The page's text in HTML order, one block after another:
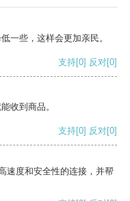
一些，这样会更加亲民。
支持[0] 反对[0]
收到商品。
支持[0] 反对[0]
速度和安全性的连接，并帮